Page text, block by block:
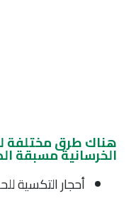
هناك طرق مختلفة
الخرسانية مسبقة
أحجار التكسية